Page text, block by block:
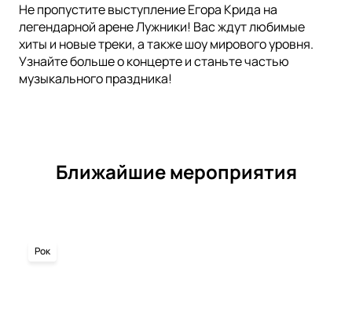
Не пропустите выступление Егора Крида на
легендарной арене Лужники! Вас ждут любимые
хиты и новые треки, а также шоу мирового уровня.
Узнайте больше о концерте и станьте частью
музыкального праздника!
Ближайшие мероприятия
Рок